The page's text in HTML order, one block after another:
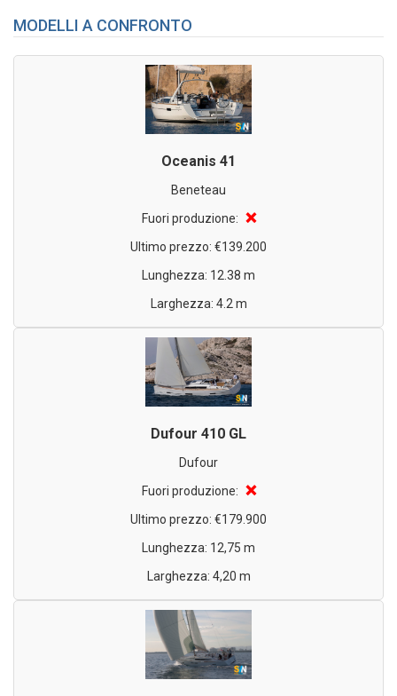
MODELLI A CONFRONTO
Oceanis 41
Beneteau
Fuori produzione: ❌
Ultimo prezzo: €139.200
Lunghezza: 12.38 m
Larghezza: 4.2 m
Dufour 410 GL
Dufour
Fuori produzione: ❌
Ultimo prezzo: €179.900
Lunghezza: 12,75 m
Larghezza: 4,20 m